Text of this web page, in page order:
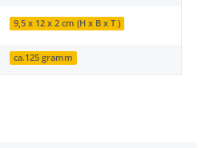
9,5 x 12 x 2 cm (H x B x T )
ca.125 gramm